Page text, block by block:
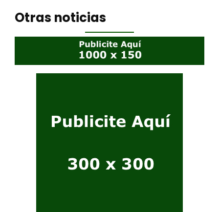
Otras noticias